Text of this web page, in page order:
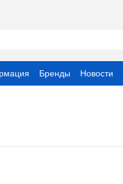
Бренды Новости